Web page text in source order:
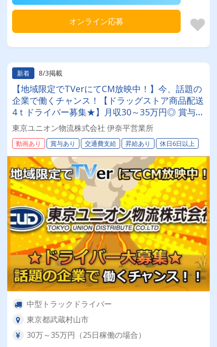
オンライン応募
新着 8/3掲載
【地域限定でTVerにてCM放映中！】今、話題の
企業で働くチャンス！【ドラッグストア商品配送
4ｔドライバー募集★】月収30～35万円◎ 賞与年
2回／昇給有／福利厚生充実／仕事量安定／未経
験歓迎◎ 【年間休日113日以上】連休もあり◎プ
ライベート充実可◎「安心・安全」で働く。東京
ユニオン物流でドライバーライフを送りません
か？
東京ユニオン物流株式会社 伊奈平営業所
動画あり 賞与あり 交通費支給 昇給あり 休日6日以上
中型トラックドライバー
東京都武蔵村山市
30万～35万円（25日稼働の場合）